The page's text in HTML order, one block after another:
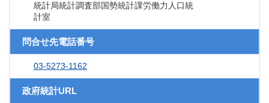
統計局統計調査部国勢統計課労働力人口統
計室
問合せ先電話番号
03-5273-1162
政府統計URL